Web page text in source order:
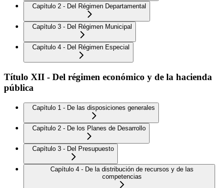
Capítulo 2 - Del Régimen Departamental
Capítulo 3 - Del Régimen Municipal
Capítulo 4 - Del Régimen Especial
Título XII - Del régimen económico y de la hacienda
pública
Capítulo 1 - De las disposiciones generales
Capítulo 2 - De los Planes de Desarrollo
Capítulo 3 - Del Presupuesto
Capítulo 4 - De la distribución de recursos y de las
competencias